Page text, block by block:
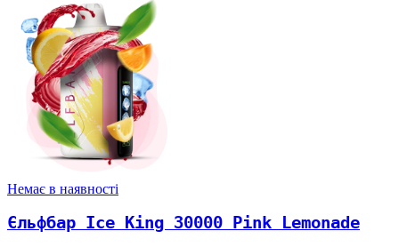
Немає в наявності
Єльфбар Ice King 30000 Pink Lemonade